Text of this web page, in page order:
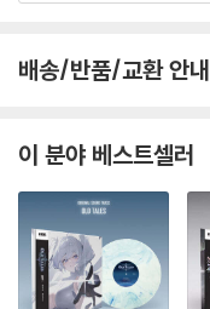
배송/반품/교환 안내
이 분야 베스트셀러